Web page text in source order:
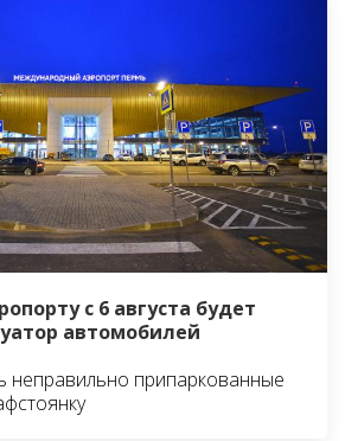
с 6 августа будет
автомобилей
неправильно припаркованные